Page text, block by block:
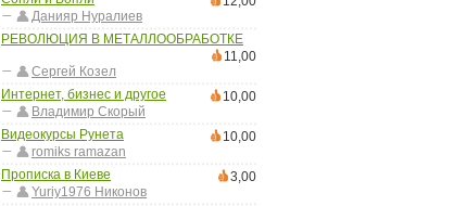
Данияр Нуралиев
РЕВОЛЮЦИЯ В МЕТАЛЛООБРАБОТКЕ
11,00
Сергей Козел
Интернет, бизнес и другое
10,00
Владимир Скорый
Видеокурсы Рунета
10,00
romiks ramazan
Прописка в Киеве
3,00
Yuriy1976 Никонов